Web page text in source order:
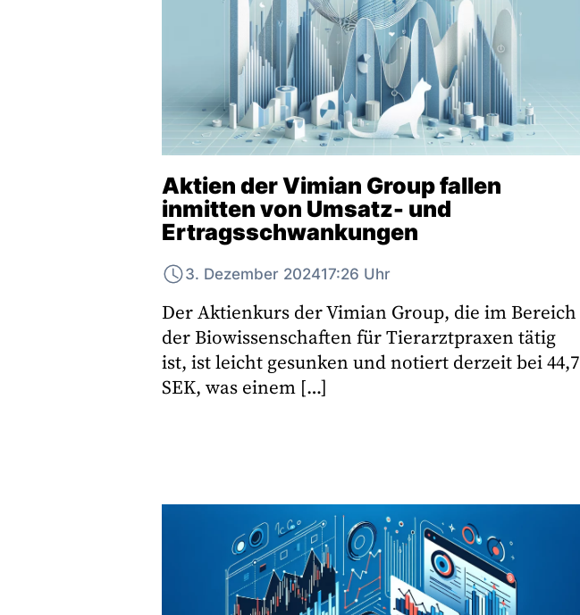
Aktien der Vimian Group fallen
inmitten von Umsatz- und
Ertragsschwankungen
3. Dezember 202417:26 Uhr
Der Aktienkurs der Vimian Group, die im Bereich
der Biowissenschaften für Tierarztpraxen tätig
ist, ist leicht gesunken und notiert derzeit bei 44,7
SEK, was einem […]